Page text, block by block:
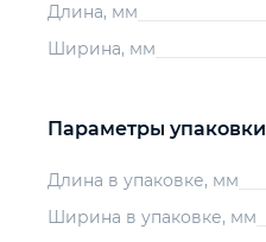
Длина, мм
Ширина, мм
Параметры упаковки
Длина в упаковке, мм
Ширина в упаковке, мм